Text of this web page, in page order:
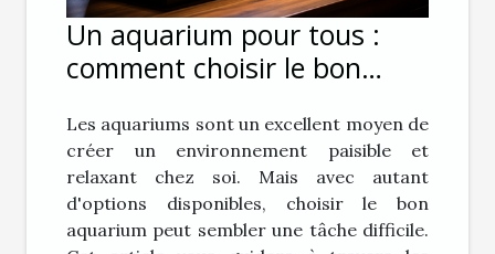
Un aquarium pour tous :
comment choisir le bon
Les aquariums sont un excellent moyen de
créer un environnement paisible et
relaxant chez soi. Mais avec autant
d'options disponibles, choisir le bon
aquarium peut sembler une tâche difficile.